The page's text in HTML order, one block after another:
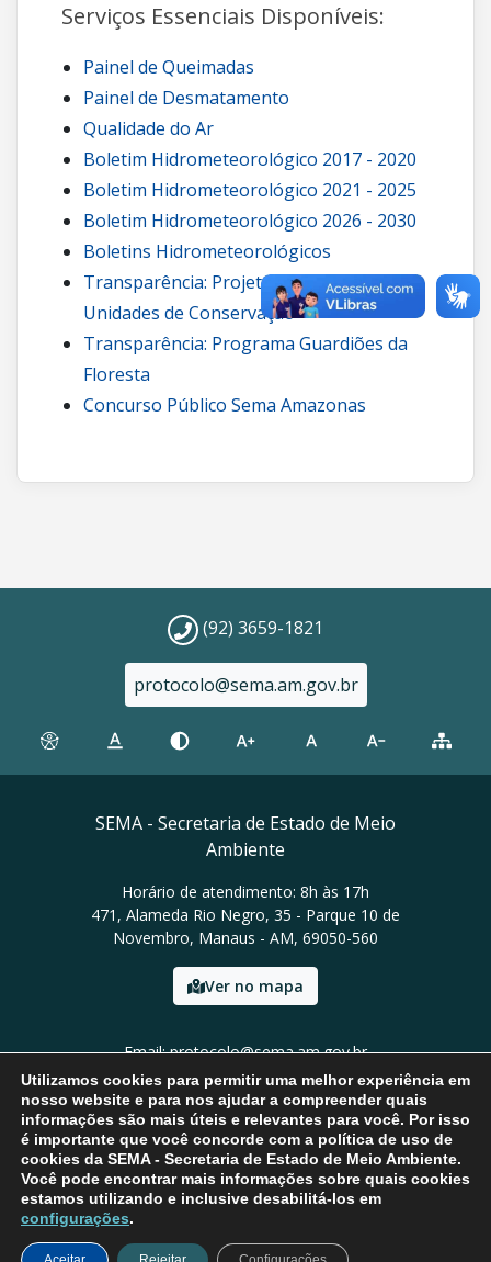
Serviços Essenciais Disponíveis:
Painel de Queimadas
Painel de Desmatamento
Qualidade do Ar
Boletim Hidrometeorológico 2017 - 2020
Boletim Hidrometeorológico 2021 - 2025
Boletim Hidrometeorológico 2026 - 2030
Boletins Hidrometeorológicos
Transparência: Projetos de carbono em
Unidades de Conservação
Transparência: Programa Guardiões da
Floresta
Concurso Público Sema Amazonas
(92) 3659-1821
protocolo@sema.am.gov.br
SEMA - Secretaria de Estado de Meio
Ambiente
Horário de atendimento: 8h às 17h
471, Alameda Rio Negro, 35 - Parque 10 de
Novembro, Manaus - AM, 69050-560
Ver no mapa
Email: protocolo@sema.am.gov.br
Tel: (92) 3659-1821
Utilizamos cookies para permitir uma melhor experiência em
nosso website e para nos ajudar a compreender quais
informações são mais úteis e relevantes para você. Por isso
é importante que você concorde com a política de uso de
cookies da SEMA - Secretaria de Estado de Meio Ambiente.
Você pode encontrar mais informações sobre quais cookies
estamos utilizando e inclusive desabilitá-los em
configurações.